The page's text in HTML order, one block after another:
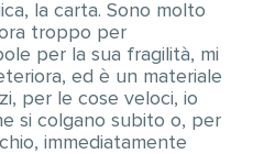
la carta. Sono molto
troppo per
per la sua fragilità, mi
ed è un materiale
per le cose veloci, io
si colgano subito o, per
immediatamente